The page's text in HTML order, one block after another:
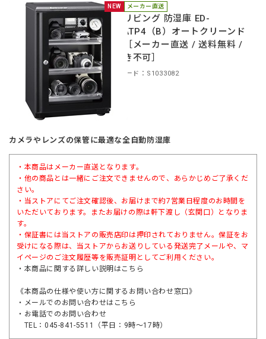
NEW メーカー直送
東洋リビング 防湿庫 ED-
80CATP4（B）オートクリーンド
ライ［メーカー直送 / 送料無料 /
代引き不可］
商品コード：S1033082
カメラやレンズの保管に最適な全自動防湿庫
・本商品はメーカー直送となります。
・他の商品とは一緒にご注文できませんので、あらかじめご了承くだ
さい。
・当ストアにてご注文確認後、お届けまで約7営業日程度のお時間を
いただいております。またお届けの際は軒下渡し（玄関口）となりま
す。
・保証書には当ストアの販売店印は押印されておりません。保証をお
受けになる際は、当ストアからお送りしている発送完了メールや、マ
イページのご注文履歴等を販売証明としてご利用ください。
・本商品に関する詳しい説明はこちら
《本商品の仕様や使い方に関するお問い合わせ窓口》
・メールでのお問い合わせは こちら
・お電話でのお問い合わせ
TEL：045-841-5511（平日：9時～17時）